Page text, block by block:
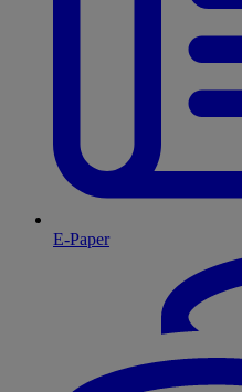
E-Paper